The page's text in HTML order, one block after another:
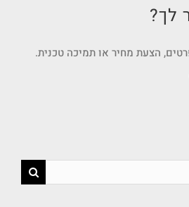
לך?
הצעת מחיר או תמיכה טכנית.